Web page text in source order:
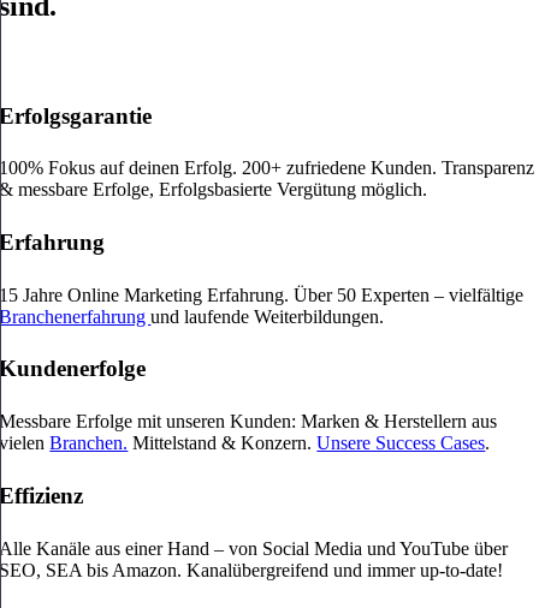
Erfolgsgarantie
100% Fokus auf deinen Erfolg. 200+ zufriedene Kunden. Transparenz
& messbare Erfolge, Erfolgsbasierte Vergütung möglich.
Erfahrung
15 Jahre Online Marketing Erfahrung. Über 50 Experten – vielfältige
Branchenerfahrungund laufende Weiterbildungen.
Kundenerfolge
Messbare Erfolge mit unseren Kunden: Marken & Herstellern aus
vielenBranchen. Mittelstand & Konzern.Unsere Success Cases.
Effizienz
Alle Kanäle aus einer Hand – von Social Media und YouTube über
SEO, SEA bis Amazon. Kanalübergreifend und immer up-to-date!